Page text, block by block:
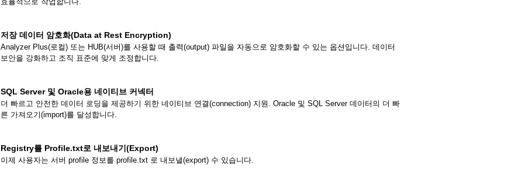
저장 데이터 암호화(Data at Rest Encryption)
Analyzer Plus(로컬) 또는 HUB(서버)를 사용할 때 출력(output) 파일을 자동으로 암호화할 수 있는 옵션입니다. 데이터
보안을 강화하고 조직 표준에 맞게 조정합니다.
SQL Server 및 Oracle용 네이티브 커넥터
더 빠르고 안전한 데이터 로딩을 제공하기 위한 네이티브 연결(connection) 지원. Oracle 및 SQL Server 데이터의 더 빠
른 가져오기(import)를 달성합니다.
Registry를 Profile.txt로 내보내기(Export)
이제 사용자는 서버 profile 정보를 profile.txt 로 내보낼(export) 수 있습니다.